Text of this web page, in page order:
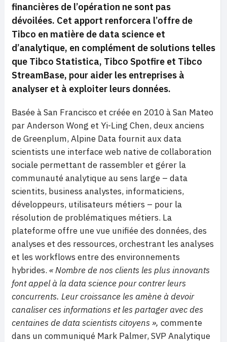
financières de l’opération ne sont pas
dévoilées. Cet apport renforcera l’offre de
Tibco en matière de data science et
d’analytique, en complément de solutions telles
que Tibco Statistica, Tibco Spotfire et Tibco
StreamBase, pour aider les entreprises à
analyser et à exploiter leurs données.
Basée à San Francisco et créée en 2010 à San Mateo
par Anderson Wong et Yi-Ling Chen, deux anciens
de Greenplum, Alpine Data fournit aux data
scientists une interface web native de collaboration
sociale permettant de rassembler et gérer la
communauté analytique au sens large – data
scientits, business analystes, informaticiens,
développeurs, utilisateurs métiers – pour la
résolution de problématiques métiers. La
plateforme offre une vue unifiée des données, des
analyses et des ressources, orchestrant les analyses
et les workflows entre des environnements
hybrides. « Nombre de nos clients les plus innovants
font appel à la data science pour contrer leurs
concurrents. Leur croissance les amène à devoir
canaliser ces informations et les partager avec des
centaines de data scientists citoyens », commente
dans un communiqué Mark Palmer, SVP Analytique